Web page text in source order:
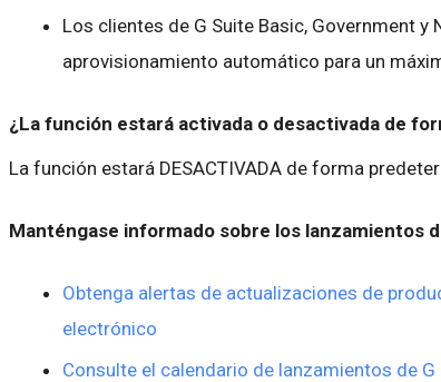
Los clientes de G Suite Basic, Government y
aprovisionamiento automático para un
¿La función estará activada o desactivada de
La función estará DESACTIVADA de forma
Manténgase informado sobre los lanzamientos
Obtenga alertas de actualizaciones de
electrónico
Consulte el calendario de lanzamientos de G